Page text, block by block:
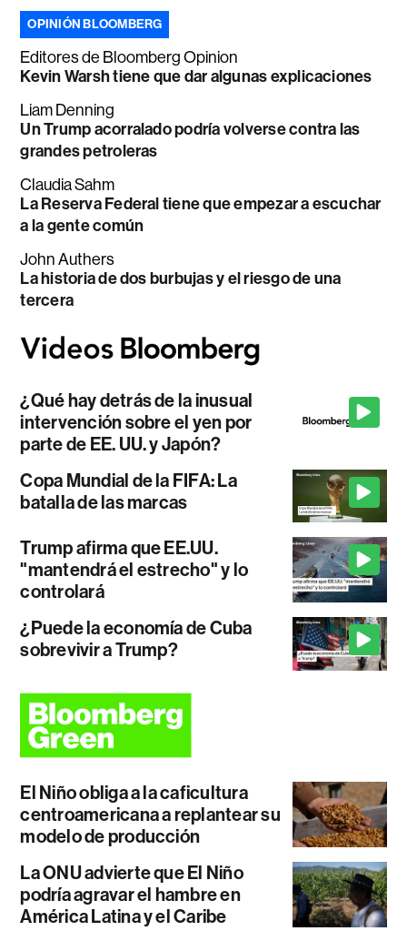
OPINIÓN BLOOMBERG
Editores de Bloomberg Opinion
Kevin Warsh tiene que dar algunas explicaciones
Liam Denning
Un Trump acorralado podría volverse contra las
grandes petroleras
Claudia Sahm
La Reserva Federal tiene que empezar a escuchar
a la gente común
John Authers
La historia de dos burbujas y el riesgo de una
tercera
¿Qué hay detrás de la inusual
intervención sobre el yen por
parte de EE. UU. y Japón?
Copa Mundial de la FIFA: La
batalla de las marcas
Trump afirma que EE.UU.
"mantendrá el estrecho" y lo
controlará
¿Puede la economía de Cuba
sobrevivir a Trump?
El Niño obliga a la caficultura
centroamericana a replantear su
modelo de producción
La ONU advierte que El Niño
podría agravar el hambre en
América Latina y el Caribe